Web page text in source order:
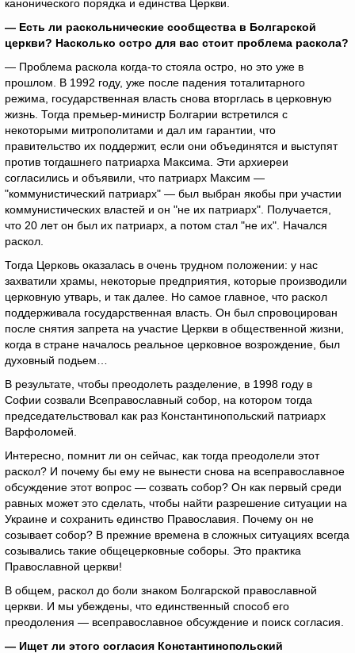
канонического порядка и единства Церкви.
— Есть ли раскольнические сообщества в Болгарской
церкви? Насколько остро для вас стоит проблема раскола?
— Проблема раскола когда-то стояла остро, но это уже в
прошлом. В 1992 году, уже после падения тоталитарного
режима, государственная власть снова вторглась в церковную
жизнь. Тогда премьер-министр Болгарии встретился с
некоторыми митрополитами и дал им гарантии, что
правительство их поддержит, если они объединятся и выступят
против тогдашнего патриарха Максима. Эти архиереи
согласились и объявили, что патриарх Максим —
"коммунистический патриарх" — был выбран якобы при участии
коммунистических властей и он "не их патриарх". Получается,
что 20 лет он был их патриарх, а потом стал "не их". Начался
раскол.
Тогда Церковь оказалась в очень трудном положении: у нас
захватили храмы, некоторые предприятия, которые производили
церковную утварь, и так далее. Но самое главное, что раскол
поддерживала государственная власть. Он был спровоцирован
после снятия запрета на участие Церкви в общественной жизни,
когда в стране началось реальное церковное возрождение, был
духовный подьем…
В результате, чтобы преодолеть разделение, в 1998 году в
Софии созвали Всеправославный собор, на котором тогда
председательствовал как раз Константинопольский патриарх
Варфоломей.
Интересно, помнит ли он сейчас, как тогда преодолели этот
раскол? И почему бы ему не вынести снова на всеправославное
обсуждение этот вопрос — созвать собор? Он как первый среди
равных может это сделать, чтобы найти разрешение ситуации на
Украине и сохранить единство Православия. Почему он не
созывает собор? В прежние времена в сложных ситуациях всегда
созывались такие общецерковные соборы. Это практика
Православной церкви!
В общем, раскол до боли знаком Болгарской православной
церкви. И мы убеждены, что единственный способ его
преодоления — всеправославное обсуждение и поиск согласия.
— Ищет ли этого согласия Константинопольский